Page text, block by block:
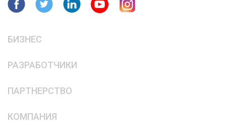
БИЗНЕС
РАЗРАБОТЧИКИ
ПАРТНЕРСТВО
КОМПАНИЯ